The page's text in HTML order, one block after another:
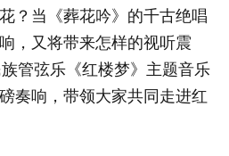
？当《葬花吟》的千古绝唱
，又将带来怎样的视听震
管弦乐《红楼梦》主题音乐
奏响，带领大家共同走进红